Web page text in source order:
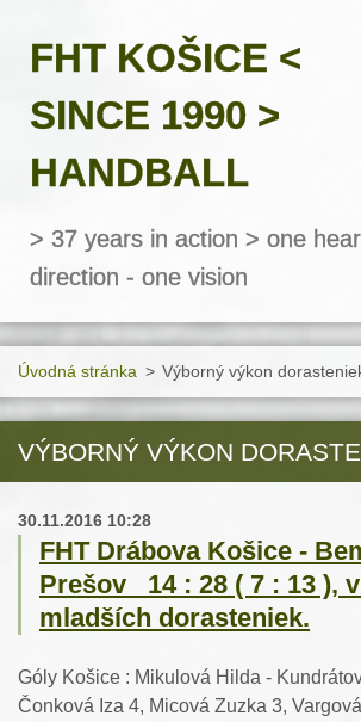
FHT KOŠICE <
SINCE 1990 >
HANDBALL
> 37 years in action > one
direction - one vision
Úvodná stránka > Výborný výkon
VÝBORNÝ VÝKON
30.11.2016 10:28
FHT Drábova Košice -
Prešov 14 : 28 ( 7 : 13 ),
mladších dorasteniek.
Góly Košice : Mikulová Hilda -
Čonková Iza 4, Micová Zuzka 3,